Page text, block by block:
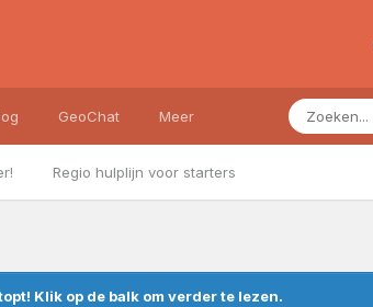
Regio hulplijn voor starters
GeoChat Meer
Klik op de balk om verder te lezen.